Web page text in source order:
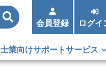
会員登録 ログイ
士業向けサポートサービス